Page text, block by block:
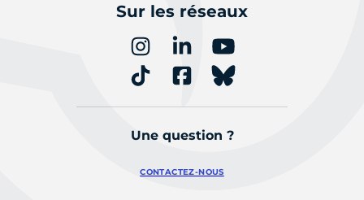
Sur les réseaux
Une question ?
CONTACTEZ-NOUS